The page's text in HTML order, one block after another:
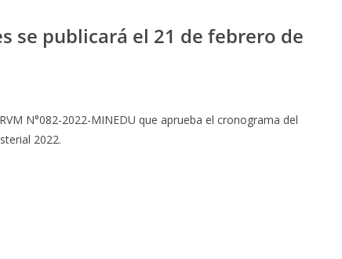
se publicará el 21 de febrero de
N°082-2022-MINEDU que aprueba el cronograma del
2022.